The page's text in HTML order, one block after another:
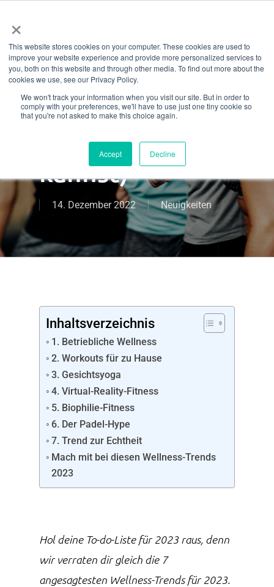
×
This website stores cookies on your computer. These cookies are used to
improve your website experience and provide more personalized services to
you, both on this website and through other media. To find out more about the
cookies we use, see our Privacy Policy.
We won't track your information when you visit our site. But in order to
comply with your preferences, we'll have to use just one tiny cookie so
that you're not asked to make this choice again.
Accept Decline
Hauptinhalt
springen
7 Wellness-
Trends für 2023
(von denen du
profitieren
kannst)
14. Dezember 2022 Neuigkeiten
Inhaltsverzeichnis
1. Betriebliche Wellness
2. Workouts für zu Hause
3. Gesichtsyoga
4. Virtual-Reality-Fitness
5. Biophilie-Fitness
6. Der Padel-Hype
7. Trend zur Echtheit
Mach mit bei diesen Wellness-Trends
2023
Hol deine To-do-Liste für 2023 raus, denn
wir verraten dir gleich die 7
angesagtesten Wellness-Trends für 2023.